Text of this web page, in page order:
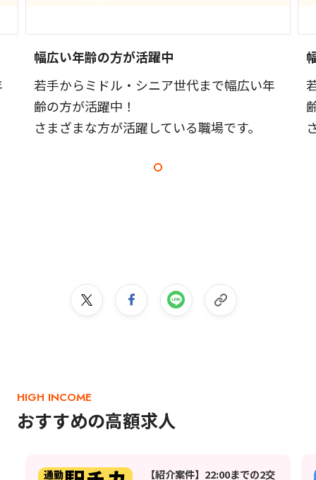
幅広い年齢の方が活躍中
若手からミドル・シニア世代まで幅広い年
齢の方が活躍中！
さまざまな方が活躍している職場です。
HIGH INCOME
おすすめの高額求人
【紹介案件】22:00までの2交